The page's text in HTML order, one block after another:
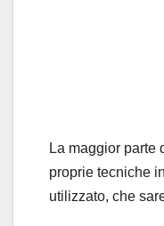
La maggior parte
proprie tecniche
utilizzato, che